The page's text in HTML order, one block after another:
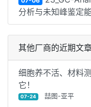
分析与未知峰鉴定
其他厂商的近期文
细胞养不活、材料
它！
07-24 喆图-亚平